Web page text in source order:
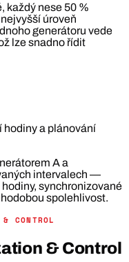
každý nese 50 %
úroveň
generátoru vede
lze snadno řídit
hodiny a plánování
A a
intervalech —
synchronizované
spolehlivost.
CONTROL
& Control